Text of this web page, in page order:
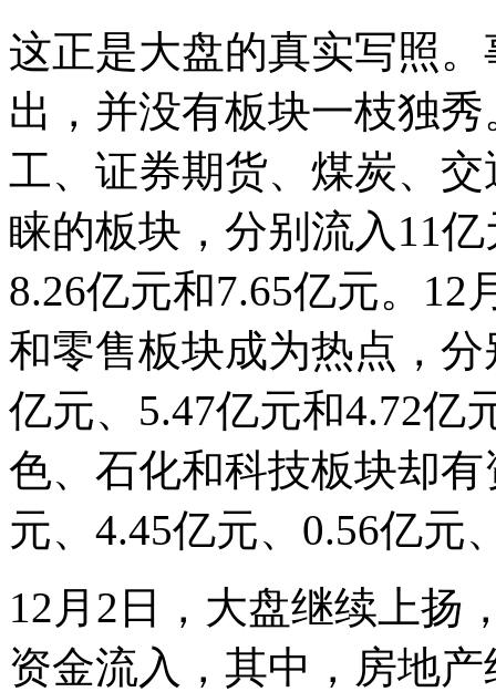
这正是大盘的真实写照
出，并没有板块一枝独
工、证券期货、煤炭、
睐的板块，分别流入11
8.26亿元和7.65亿元。
和零售板块成为热点，
亿元、5.47亿元和4.72亿
色、石化和科技板块却
元、4.45亿元、0.56亿元
12月2日，大盘继续上扬
资金流入，其中，房地